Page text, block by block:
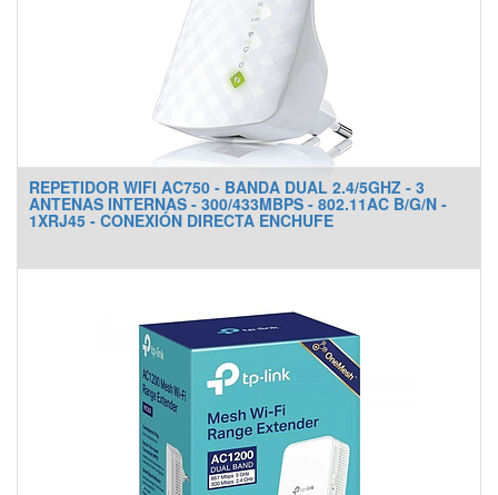
REPETIDOR WIFI AC750 - BANDA DUAL 2.4/5GHZ - 3
ANTENAS INTERNAS - 300/433MBPS - 802.11AC B/G/N -
1XRJ45 - CONEXIÓN DIRECTA ENCHUFE